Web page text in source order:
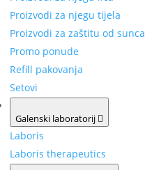
Proizvodi za njegu tijela
Proizvodi za zaštitu od sunca
Promo ponude
Refill pakovanja
Setovi
Galenski laboratorij
Laboris
Laboris therapeutics